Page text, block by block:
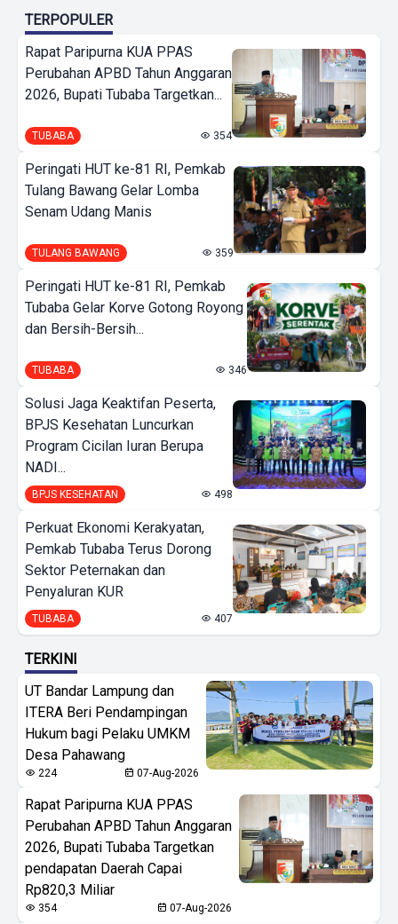
TERPOPULER
Rapat Paripurna KUA PPAS
Perubahan APBD Tahun Anggaran
2026, Bupati Tubaba Targetkan...
TUBABA 354
Peringati HUT ke-81 RI, Pemkab
Tulang Bawang Gelar Lomba
Senam Udang Manis
TULANG BAWANG 359
Peringati HUT ke-81 RI, Pemkab
Tubaba Gelar Korve Gotong Royong
dan Bersih-Bersih...
TUBABA 346
Solusi Jaga Keaktifan Peserta,
BPJS Kesehatan Luncurkan
Program Cicilan Iuran Berupa
NADI...
BPJS KESEHATAN 498
Perkuat Ekonomi Kerakyatan,
Pemkab Tubaba Terus Dorong
Sektor Peternakan dan
Penyaluran KUR
TUBABA 407
TERKINI
UT Bandar Lampung dan
ITERA Beri Pendampingan
Hukum bagi Pelaku UMKM
Desa Pahawang
224 07-Aug-2026
Rapat Paripurna KUA PPAS
Perubahan APBD Tahun Anggaran
2026, Bupati Tubaba Targetkan
pendapatan Daerah Capai
Rp820,3 Miliar
354 07-Aug-2026